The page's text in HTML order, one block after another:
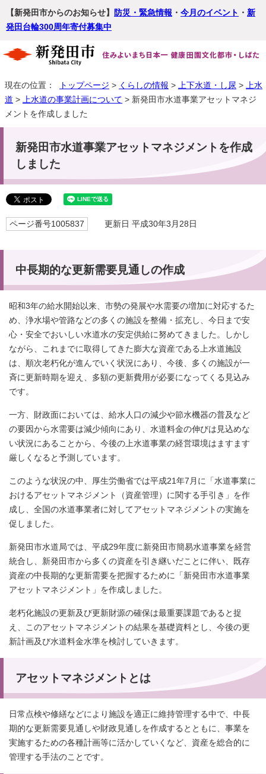
【新発田市からのお知らせ】 防災・緊急情報 ・ 今月のイベント ・ 新
発田台輪300周年寄付募集中
現在の位置： トップページ > くらしの情報 > 上下水道・し尿 >
上水
道 > 上水道の事業計画について > 新発田市水道事業アセットマネジ
メントを作成しました
新発田市水道事業アセットマネジメントを作成
しました
ページ番号1005837 更新日 平成30年3月28日
中長期的な更新需要見通しの作成
昭和3年の給水開始以来、市勢の発展や水需要の増加に対応するた
め、浄水場や管路などの多くの施設を整備・拡充し、今日まで安
心・安全でおいしい水道水の安定供給に努めてきました。しかし
ながら、これまでに取得してきた膨大な資産である上水道施設
は、順次老朽化が進んでいく状況にあり、今後、多くの施設が一
斉に更新時期を迎え、多額の更新費用が必要になってくる見込み
です。
一方、財政面においては、給水人口の減少や節水機器の普及など
の要因から水需要は減少傾向にあり、水道料金の伸びは見込めな
い状況にあることから、今後の上水道事業の経営環境はますます
厳しくなると予測しています。
このような状況の中、厚生労働省では平成21年7月に「水道事業に
おけるアセットマネジメント（資産管理）に関する手引き」を作
成し、全国の水道事業者に対してアセットマネジメントの実施を
促しました。
新発田市水道局では、平成29年度に新発田市簡易水道事業を経営
統合し、新発田市から多くの資産を引き継いだことに伴い、既存
資産の中長期的な更新需要を把握するために「新発田市水道事業
アセットマネジメント」を作成しました。
老朽化施設の更新及び更新財源の確保は最重要課題であると捉
え、このアセットマネジメントの結果を基礎資料とし、今後の更
新計画及び水道料金水準を検討していきます。
アセットマネジメントとは
日常点検や修繕などにより施設を適正に維持管理する中で、中長
期的な更新需要見通しや財政見通しを作成するとともに、事業を
実施するための各種計画等に活かしていくなど、資産を総合的に
管理する手法のことです。